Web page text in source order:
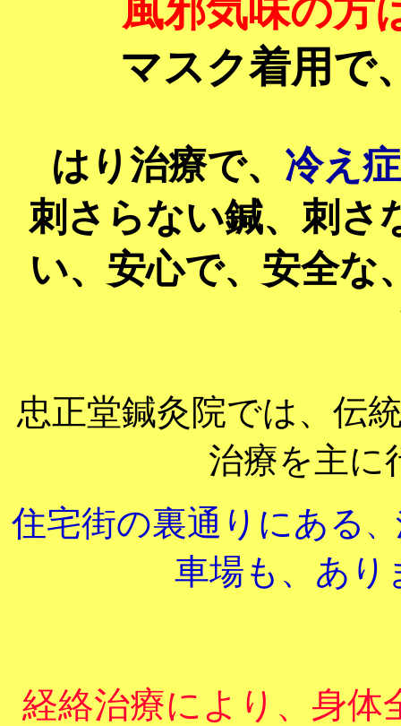
風邪気味の方
マスク着用で
はり治療で、 冷え
刺さらない鍼、刺さ
い、安心で、安全な
忠正堂鍼灸院では、伝
治療を主に
住宅街の裏通りにある 、
車場も、あり
経絡治療により、身体